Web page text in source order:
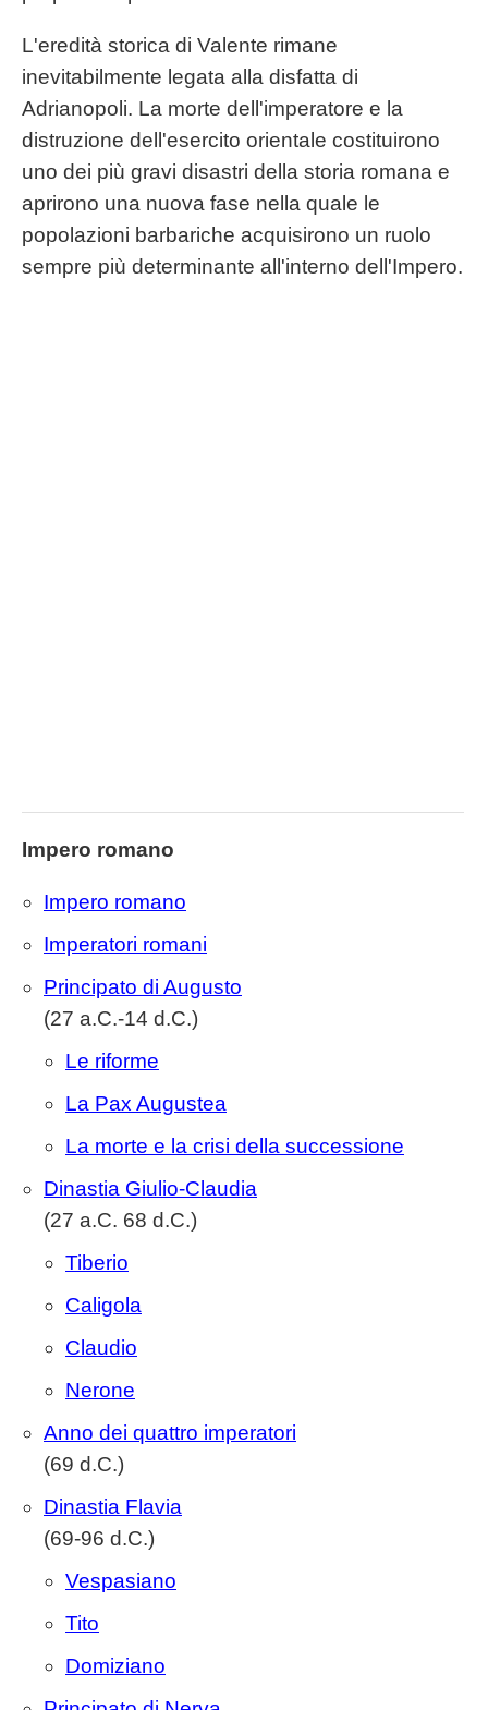
L'eredità storica di Valente rimane
inevitabilmente legata alla disfatta di
Adrianopoli. La morte dell'imperatore e la
distruzione dell'esercito orientale costituirono
uno dei più gravi disastri della storia romana e
aprirono una nuova fase nella quale le
popolazioni barbariche acquisirono un ruolo
sempre più determinante all'interno dell'Impero.
Impero romano
Impero romano
Imperatori romani
Principato di Augusto
(27 a.C.-14 d.C.)
Le riforme
La Pax Augustea
La morte e la crisi della successione
Dinastia Giulio-Claudia
(27 a.C. 68 d.C.)
Tiberio
Caligola
Claudio
Nerone
Anno dei quattro imperatori
(69 d.C.)
Dinastia Flavia
(69-96 d.C.)
Vespasiano
Tito
Domiziano